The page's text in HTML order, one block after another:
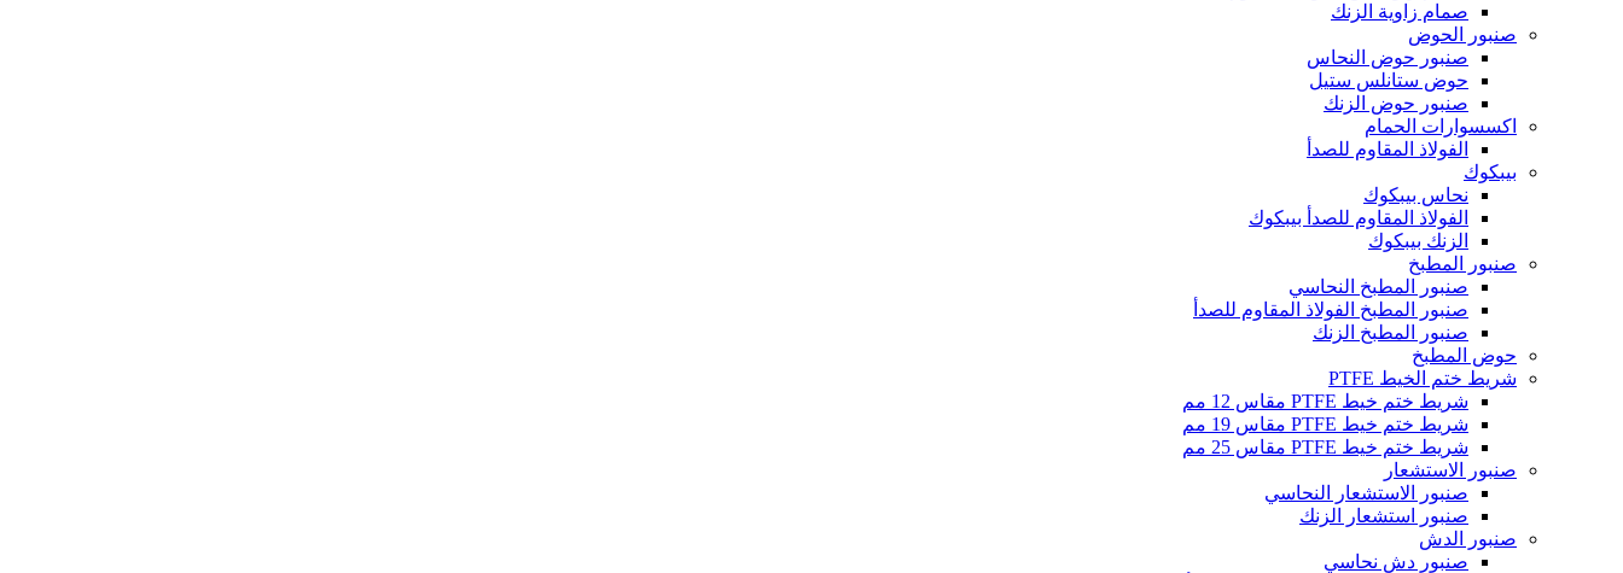
صمام زاوية الزنك
صنبور الحوض
صنبور حوض النحاس
حوض ستانلس ستيل
صنبور حوض الزنك
اكسسوارات الحمام
الفولاذ المقاوم للصدأ
بيبكوك
نحاس بيبكوك
الفولاذ المقاوم للصدأ بيبكوك
الزنك بيبكوك
صنبور المطبخ
صنبور المطبخ النحاسي
صنبور المطبخ الفولاذ المقاوم للصدأ
صنبور المطبخ الزنك
حوض المطبخ
شريط ختم الخيط PTFE
شريط ختم خيط PTFE مقاس 12 مم
شريط ختم خيط PTFE مقاس 19 مم
شريط ختم خيط PTFE مقاس 25 مم
صنبور الاستشعار
صنبور الاستشعار النحاسي
صنبور استشعار الزنك
صنبور الدش
صنبور دش نحاسي